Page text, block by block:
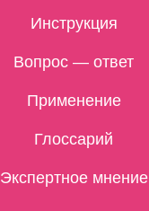
Инструкция
Вопрос — ответ
Применение
Глоссарий
Экспертное мнение